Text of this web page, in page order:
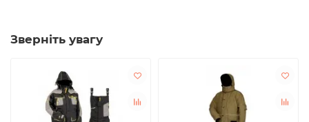
Зверніть увагу